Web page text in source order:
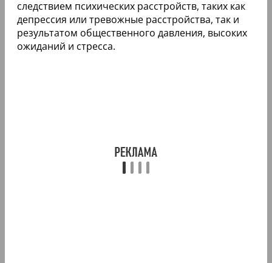
следствием психических расстройств, таких как
депрессия или тревожные расстройства, так и
результатом общественного давления, высоких
ожиданий и стресса.